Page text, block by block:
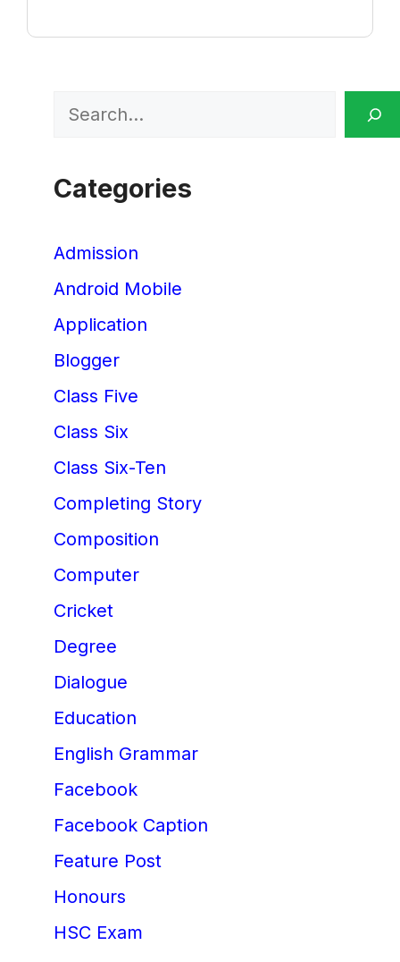
Search
Categories
Admission
Android Mobile
Application
Blogger
Class Five
Class Six
Class Six-Ten
Completing Story
Composition
Computer
Cricket
Degree
Dialogue
Education
English Grammar
Facebook
Facebook Caption
Feature Post
Honours
HSC Exam